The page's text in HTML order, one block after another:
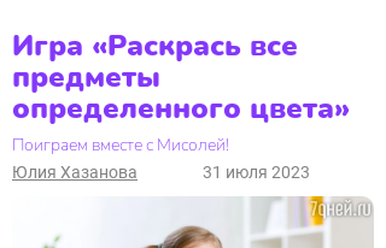
Игра «Раскрась все
предметы
определенного цвета»
Поиграем вместе с Мисолей!
Юлия Хазанова 31 июля 2023